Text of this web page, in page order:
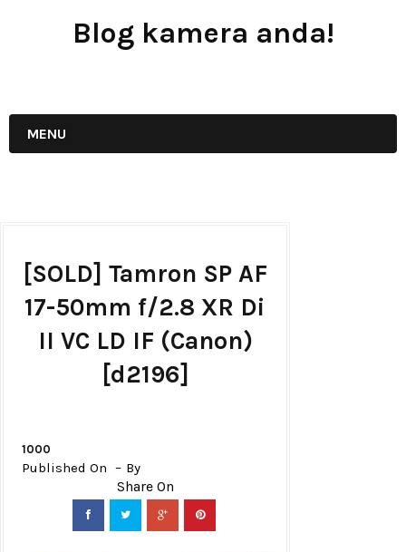
Blog kamera anda!
MENU
[SOLD] Tamron SP AF
17-50mm f/2.8 XR Di
II VC LD IF (Canon)
[d2196]
1000
Published On By